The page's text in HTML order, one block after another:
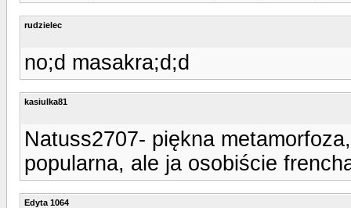
rudzielec
no;d masakra;d;d
kasiulka81
Natuss2707- piękna
popularna, ale ja osobiście
Edyta 1064